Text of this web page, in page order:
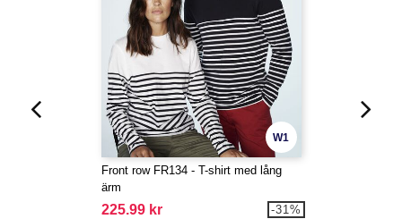
W1
Front row FR134 - T-shirt med lång
ärm
225.99 kr -31%